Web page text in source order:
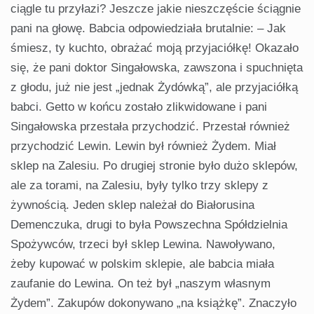
ciągle tu przyłazi? Jeszcze jakie nieszczęście ściągnie
pani na głowę. Babcia odpowiedziała brutalnie: – Jak
śmiesz, ty kuchto, obrażać moją przyjaciółkę! Okazało
się, że pani doktor Singałowska, zawszona i spuchnięta
z głodu, już nie jest „jednak Żydówką”, ale przyjaciółką
babci. Getto w końcu zostało zlikwidowane i pani
Singałowska przestała przychodzić. Przestał również
przychodzić Lewin. Lewin był również Żydem. Miał
sklep na Zalesiu. Po drugiej stronie było dużo sklepów,
ale za torami, na Zalesiu, były tylko trzy sklepy z
żywnością. Jeden sklep należał do Białorusina
Demenczuka, drugi to była Powszechna Spółdzielnia
Spożywców, trzeci był sklep Lewina. Nawoływano,
żeby kupować w polskim sklepie, ale babcia miała
zaufanie do Lewina. On też był „naszym własnym
Żydem”. Zakupów dokonywano „na książkę”. Znaczyło